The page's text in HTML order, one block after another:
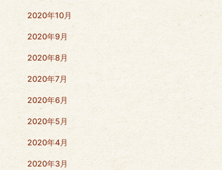
2020年10月
2020年9月
2020年8月
2020年7月
2020年6月
2020年5月
2020年4月
2020年3月